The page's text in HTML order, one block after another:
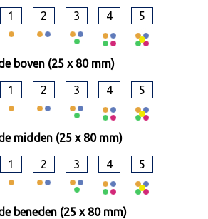
1 2 3 4 5
boven (25 x 80 mm)
1 2 3 4 5
midden (25 x 80 mm)
1 2 3 4 5
beneden (25 x 80 mm)